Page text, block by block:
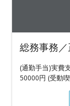
総務事務／
(通勤手当)実費
50000円 (受動